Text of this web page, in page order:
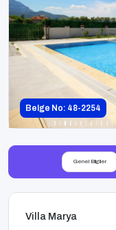
Belge No: 48-2254
Genel Bilgiler
Villa Marya